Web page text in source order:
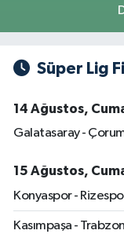
Süper Lig
14 Ağustos,
Galatasaray -
15 Ağustos,
Konyaspor -
Kasımpaşa -